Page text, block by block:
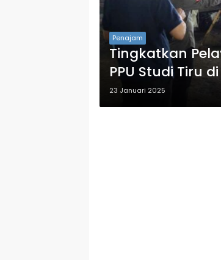
Penajam
Tingkatkan
PPU Studi Tiru
23 Januari 2025